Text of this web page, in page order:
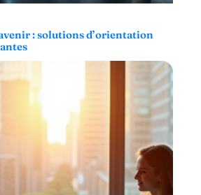
: solutions d’orientation